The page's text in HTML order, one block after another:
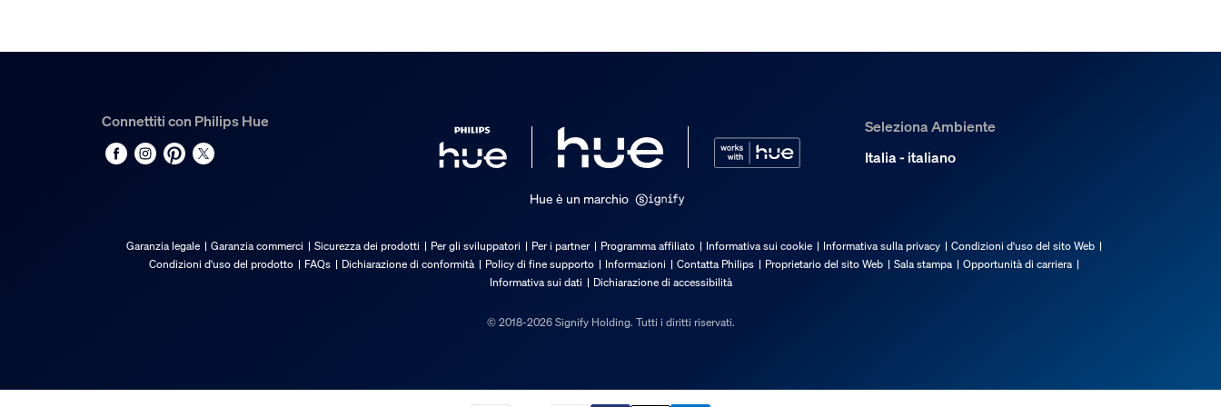
Numero di cicli di accensione e spegnimento
50.000
Informazioni ambientali
Connettiti con Philips Hue
Seleziona Ambiente
Italia - italiano
Hue è un marchio
Garanzia legale Garanzia commerci Sicurezza dei prodotti Per gli sviluppatori Per i partner Programma affiliato Informativa sui cookie Informativa sulla privacy
Condizioni d'uso del sito Web
Condizioni d'uso del prodotto
FAQs Dichiarazione di conformità Policy di fine supporto Informazioni Contatta Philips Proprietario del sito Web Sala stampa
Opportunità di carriera
Informativa sui dati
Dichiarazione di accessibilità
© 2018-2026 Signify Holding. Tutti i diritti riservati.